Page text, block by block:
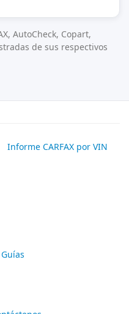
AutoCheck, Copart,
de sus respectivos
Informe CARFAX por VIN
Guías